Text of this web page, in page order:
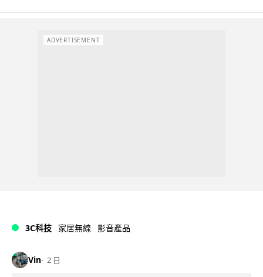
ADVERTISEMENT
3C科技 家居無線 影音產品
Vin 2 日